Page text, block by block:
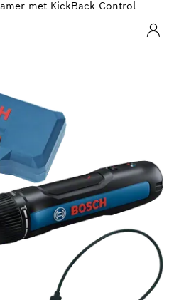
met KickBack Control